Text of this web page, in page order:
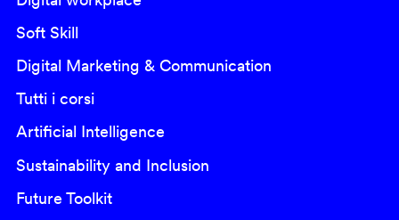
Soft Skill
Digital Marketing & Communication
Tutti i corsi
Artificial Intelligence
Sustainability and Inclusion
Future Toolkit